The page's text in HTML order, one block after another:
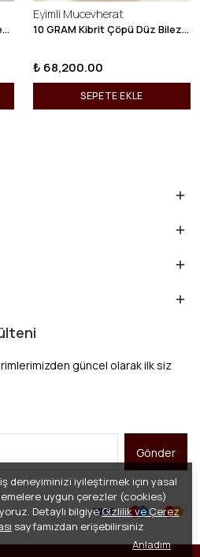
deneyiminizi iyileştirmek için yasal
uygun çerezler (cookies)
Detaylı bilgiyeGizlilik ve Çerez
sayfamızdan erişebilirsiniz.
Anladım
10 GRAM Ajda Kibrit Çöpü Bilezik 22 Ayar 22BLZ003
Eyimli Mucevherat
10 GRAM Kibrit Çöpü Düz Bilezik 22 Ayar 22BLZ001
₺ 68,200.00
SEPETE EKLE
güncel olarak ilk siz
Gönder